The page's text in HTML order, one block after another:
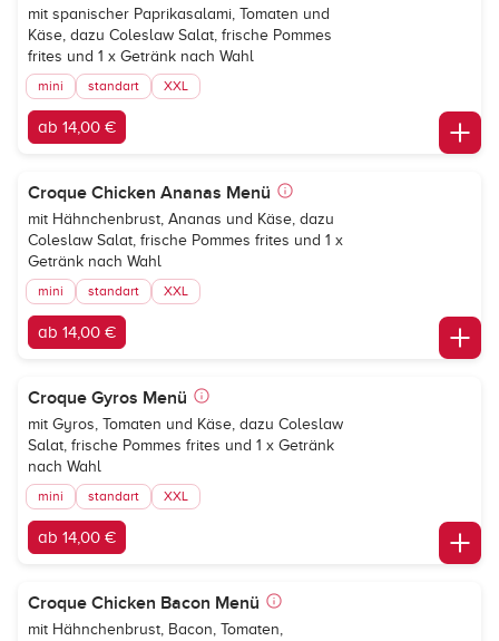
mit spanischer Paprikasalami, Tomaten und
Käse, dazu Coleslaw Salat, frische Pommes
frites und 1 x Getränk nach Wahl
mini standart XXL
ab 14,00 €
Croque Chicken Ananas Menü
mit Hähnchenbrust, Ananas und Käse, dazu
Coleslaw Salat, frische Pommes frites und 1 x
Getränk nach Wahl
mini standart XXL
ab 14,00 €
Croque Gyros Menü
mit Gyros, Tomaten und Käse, dazu Coleslaw
Salat, frische Pommes frites und 1 x Getränk
nach Wahl
mini standart XXL
ab 14,00 €
Croque Chicken Bacon Menü
mit Hähnchenbrust, Bacon, Tomaten,